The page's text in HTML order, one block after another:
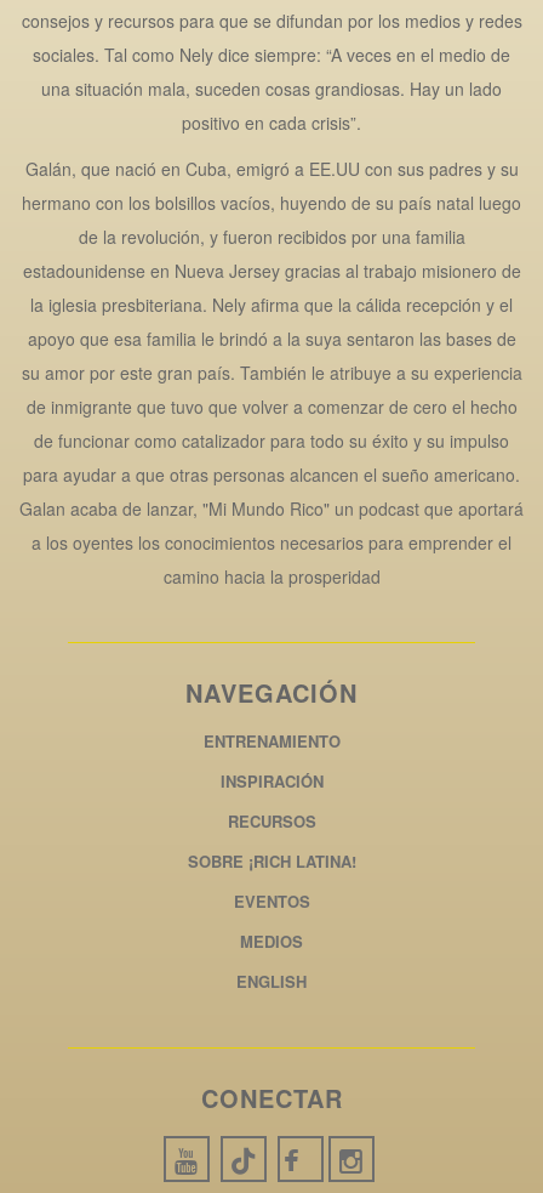
consejos y recursos para que se difundan por los medios y redes
sociales. Tal como Nely dice siempre: “A veces en el medio de
una situación mala, suceden cosas grandiosas. Hay un lado
positivo en cada crisis”.
Galán, que nació en Cuba, emigró a EE.UU con sus padres y su
hermano con los bolsillos vacíos, huyendo de su país natal luego
de la revolución, y fueron recibidos por una familia
estadounidense en Nueva Jersey gracias al trabajo misionero de
la iglesia presbiteriana. Nely afirma que la cálida recepción y el
apoyo que esa familia le brindó a la suya sentaron las bases de
su amor por este gran país. También le atribuye a su experiencia
de inmigrante que tuvo que volver a comenzar de cero el hecho
de funcionar como catalizador para todo su éxito y su impulso
para ayudar a que otras personas alcancen el sueño americano.
Galan acaba de lanzar, "Mi Mundo Rico" un podcast que aportará
a los oyentes los conocimientos necesarios para emprender el
camino hacia la prosperidad
NAVEGACIÓN
ENTRENAMIENTO
INSPIRACIÓN
RECURSOS
SOBRE ¡RICH LATINA!
EVENTOS
MEDIOS
ENGLISH
CONECTAR